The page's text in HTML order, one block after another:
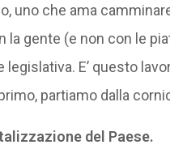
uno che ama
gente (e non con le
E’ questo
partiamo dalla
del Paese.